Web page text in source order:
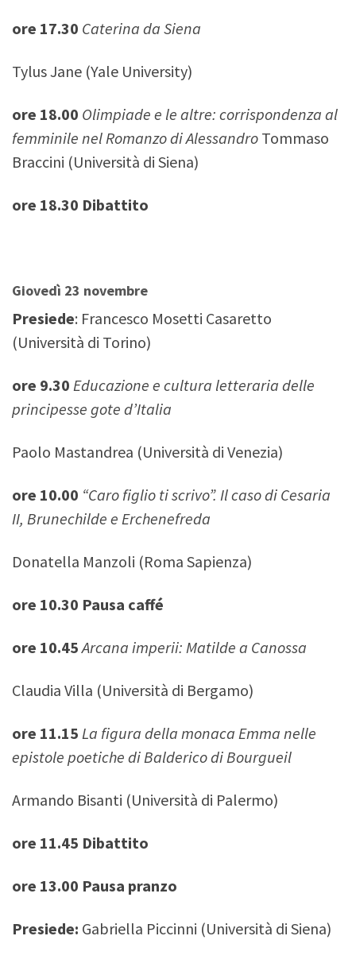
ore 17.30 Caterina da Siena
Tylus Jane (Yale University)
ore 18.00 Olimpiade e le altre: corrispondenza al
femminile nel Romanzo di Alessandro Tommaso
Braccini (Università di Siena)
ore 18.30 Dibattito
Giovedì 23 novembre
Presiede: Francesco Mosetti Casaretto
(Università di Torino)
ore 9.30 Educazione e cultura letteraria delle
principesse gote d’Italia
Paolo Mastandrea (Università di Venezia)
ore 10.00 “Caro figlio ti scrivo”. Il caso di Cesaria
II, Brunechilde e Erchenefreda
Donatella Manzoli (Roma Sapienza)
ore 10.30 Pausa caffé
ore 10.45Arcana imperii: Matilde a Canossa
Claudia Villa (Università di Bergamo)
ore 11.15 La figura della monaca Emma nelle
epistole poetiche di Balderico di Bourgueil
Armando Bisanti (Università di Palermo)
ore 11.45 Dibattito
ore 13.00 Pausa pranzo
Presiede: Gabriella Piccinni (Università di Siena)